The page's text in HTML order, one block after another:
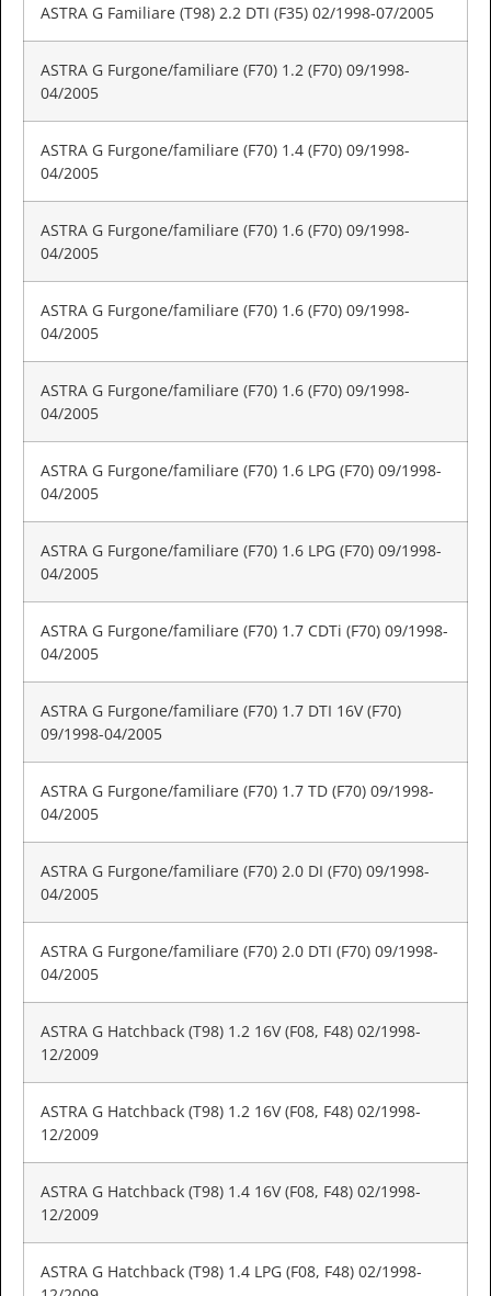
ASTRA G Familiare (T98) 2.2 DTI (F35) 02/1998-07/2005
ASTRA G Furgone/familiare (F70) 1.2 (F70) 09/1998-
04/2005
ASTRA G Furgone/familiare (F70) 1.4 (F70) 09/1998-
04/2005
ASTRA G Furgone/familiare (F70) 1.6 (F70) 09/1998-
04/2005
ASTRA G Furgone/familiare (F70) 1.6 (F70) 09/1998-
04/2005
ASTRA G Furgone/familiare (F70) 1.6 (F70) 09/1998-
04/2005
ASTRA G Furgone/familiare (F70) 1.6 LPG (F70) 09/1998-
04/2005
ASTRA G Furgone/familiare (F70) 1.6 LPG (F70) 09/1998-
04/2005
ASTRA G Furgone/familiare (F70) 1.7 CDTi (F70) 09/1998-
04/2005
ASTRA G Furgone/familiare (F70) 1.7 DTI 16V (F70)
09/1998-04/2005
ASTRA G Furgone/familiare (F70) 1.7 TD (F70) 09/1998-
04/2005
ASTRA G Furgone/familiare (F70) 2.0 DI (F70) 09/1998-
04/2005
ASTRA G Furgone/familiare (F70) 2.0 DTI (F70) 09/1998-
04/2005
ASTRA G Hatchback (T98) 1.2 16V (F08, F48) 02/1998-
12/2009
ASTRA G Hatchback (T98) 1.2 16V (F08, F48) 02/1998-
12/2009
ASTRA G Hatchback (T98) 1.4 16V (F08, F48) 02/1998-
12/2009
ASTRA G Hatchback (T98) 1.4 LPG (F08, F48) 02/1998-